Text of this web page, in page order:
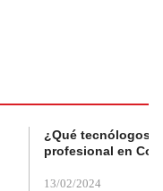
¿Qué tecnólogos
profesional en
13/02/2024